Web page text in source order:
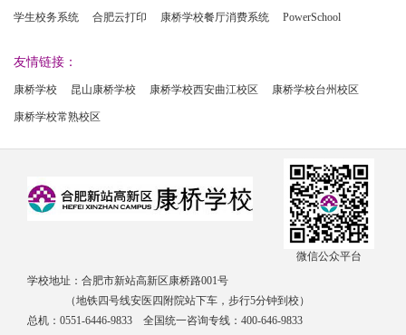
学生校务系统 合肥云打印 康桥学校餐厅消费系统 PowerSchool
友情链接：
康桥学校 昆山康桥学校 康桥学校西安曲江校区 康桥学校台州校区
康桥学校常熟校区
微信公众平台
学校地址：合肥市新站高新区康桥路001号
（地铁四号线安医四附院站下车，步行5分钟到校）
总机：0551-6446-9833 全国统一咨询专线：400-646-9833